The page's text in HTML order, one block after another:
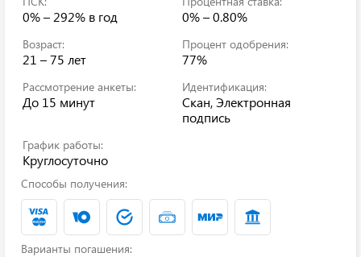
0% – 292% в год 0% – 0.80%
Возраст:
21 – 75 лет
Процент одобрения:
77%
Рассмотрение анкеты:
До 15 минут
Идентификация:
Скан, Электронная
подпись
График работы:
Круглосуточно
Способы получения:
Варианты погашения: